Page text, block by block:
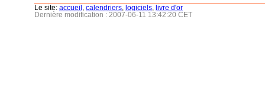
Le site: accueil calendriers logiciels
livre d'or
Dernière modification : 2007-06-11 13:42:20 CET